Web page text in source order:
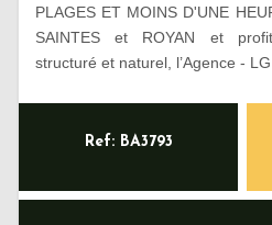
PLAGES ET MOINS D'UNE
SAINTES et ROYAN et
structuré et naturel, l’Agence -
Ref: BA3793